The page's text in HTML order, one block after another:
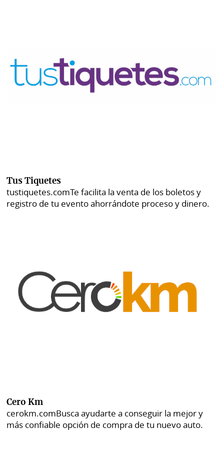
Tus Tiquetes
tustiquetes.comTe facilita la venta de los boletos y
registro de tu evento ahorrándote proceso y dinero.
Cero Km
cerokm.comBusca ayudarte a conseguir la mejor y
más confiable opción de compra de tu nuevo auto.